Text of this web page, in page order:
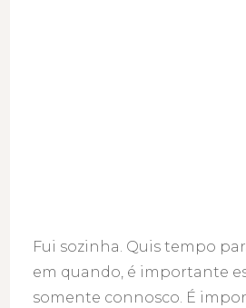
Fui sozinha. Quis tempo
em quando, é importante
somente connosco. É